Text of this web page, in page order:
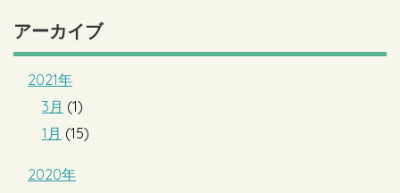
アーカイブ
2021年
3月 (1)
1月 (15)
2020年